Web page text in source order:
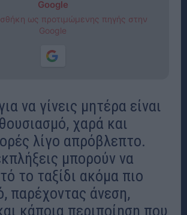
Google
ως προτιμώμενης πηγής στην
Google
να γίνεις μητέρα είναι
χαρά και
λίγο απρόβλεπτο.
μπορούν να
το ταξίδι ακόμα πιο
παρέχοντας άνεση,
κάποια περιποίηση που